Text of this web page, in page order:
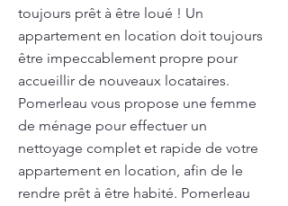
toujours prêt à être loué ! Un
appartement en location doit toujours
être impeccablement propre pour
accueillir de nouveaux locataires.
Pomerleau vous propose une femme
de ménage pour effectuer un
nettoyage complet et rapide de votre
appartement en location, afin de le
rendre prêt à être habité. Pomerleau